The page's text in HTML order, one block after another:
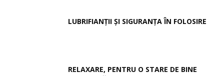
LUBRIFIANȚII ȘI SIGURANȚA ÎN FOLOSIRE
RELAXARE, PENTRU O STARE DE BINE